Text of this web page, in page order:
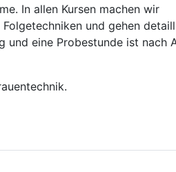
In allen Kursen machen wir
und gehen
und eine Probestunde ist nach